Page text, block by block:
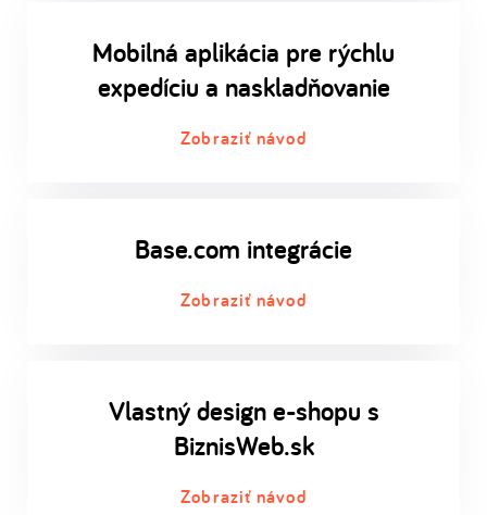
Mobilná aplikácia pre rýchlu
expedíciu a naskladňovanie
Zobraziť návod
Base.com integrácie
Zobraziť návod
Vlastný design e-shopu s
BiznisWeb.sk
Zobraziť návod